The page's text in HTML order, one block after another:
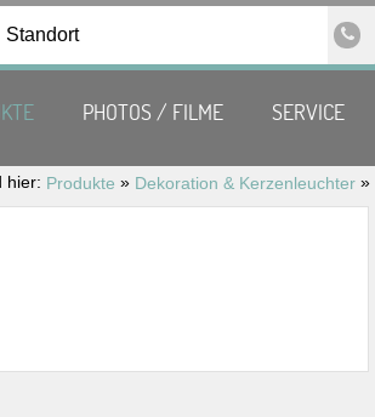
Standort
PHOTOS / FILME SERVICE
hier: Produkte » Dekoration & Kerzenleuchter »